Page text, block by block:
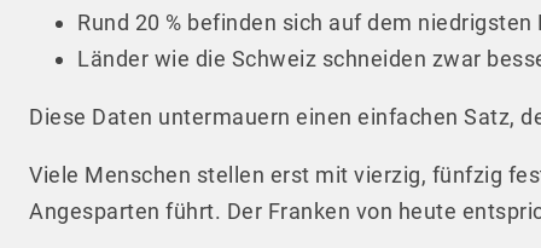
Rund 20 % befinden sich auf dem
Länder wie die Schweiz schneiden zwar
Diese Daten untermauern einen einfachen Satz,
Viele Menschen stellen erst mit vierzig, fünfzig
Angesparten führt. Der Franken von heute